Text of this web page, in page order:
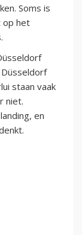
Soms is
op het
staan vaak
niet.
en